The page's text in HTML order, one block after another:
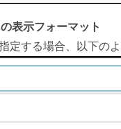
表示フォーマット
定する場合、以下の